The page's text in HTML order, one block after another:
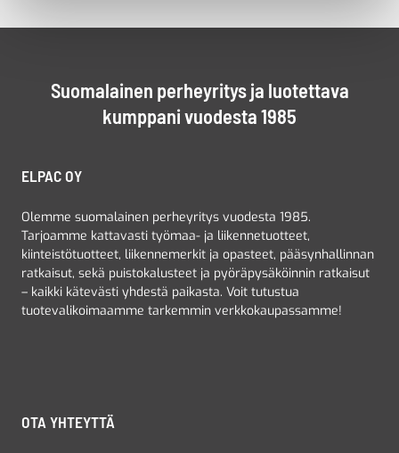
Suomalainen perheyritys ja luotettava
kumppani vuodesta 1985
ELPAC OY
Olemme suomalainen perheyritys vuodesta 1985.
Tarjoamme kattavasti työmaa- ja liikennetuotteet,
kiinteistötuotteet, liikennemerkit ja opasteet, pääsynhallinnan
ratkaisut, sekä puistokalusteet ja pyöräpysäköinnin ratkaisut
– kaikki kätevästi yhdestä paikasta. Voit tutustua
tuotevalikoimaamme tarkemmin verkkokaupassamme!
OTA YHTEYTTÄ